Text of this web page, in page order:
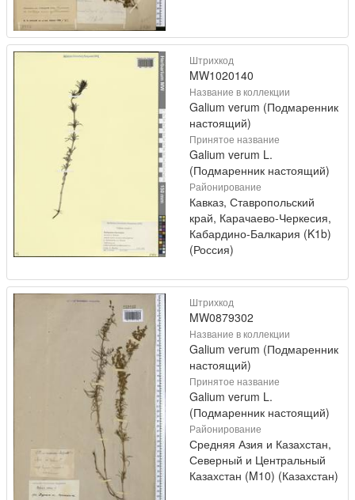
Штрихкод
MW1020140
Название в коллекции
Galium verum (Подмаренник
настоящий)
Принятое название
Galium verum L.
(Подмаренник настоящий)
Районирование
Кавказ, Ставропольский
край, Карачаево-Черкесия,
Кабардино-Балкария (K1b)
(Россия)
Штрихкод
MW0879302
Название в коллекции
Galium verum (Подмаренник
настоящий)
Принятое название
Galium verum L.
(Подмаренник настоящий)
Районирование
Средняя Азия и Казахстан,
Северный и Центральный
Казахстан (M10) (Казахстан)